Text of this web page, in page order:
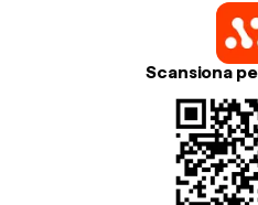
Scansiona